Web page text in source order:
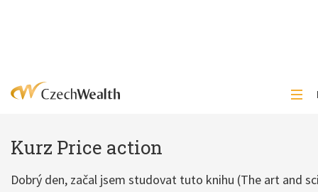
Kurz Price action
Dobrý den, začal jsem studovat tuto knihu (The art and